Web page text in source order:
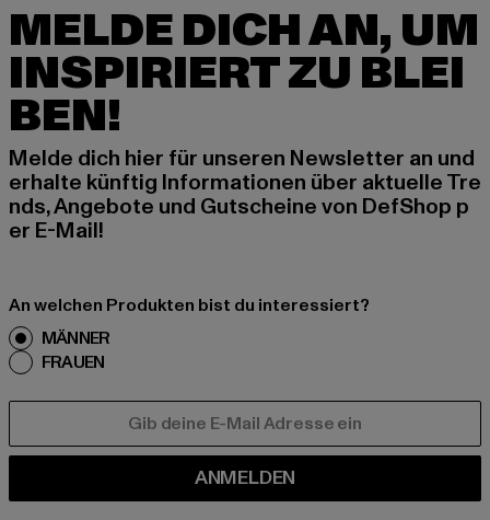
MELDE DICH AN, UM
INSPIRIERT ZU BLEI
BEN!
Melde dich hier für unseren Newsletter an und
erhalte künftig Informationen über aktuelle Tre
nds, Angebote und Gutscheine von DefShop p
er E-Mail!
An welchen Produkten bist du interessiert?
MÄNNER
FRAUEN
ANMELDEN